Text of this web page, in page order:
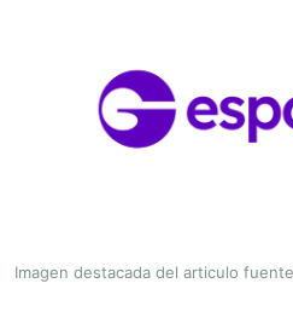
Imagen destacada del articulo fuente